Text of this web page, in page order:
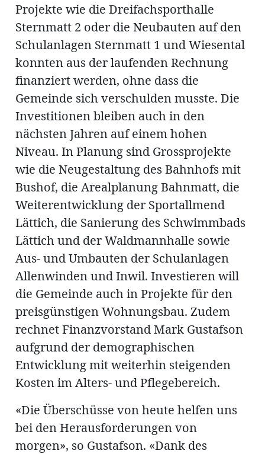
Projekte wie die Dreifachsporthalle
Sternmatt 2 oder die Neubauten auf den
Schulanlagen Sternmatt 1 und Wiesental
konnten aus der laufenden Rechnung
finanziert werden, ohne dass die
Gemeinde sich verschulden musste. Die
Investitionen bleiben auch in den
nächsten Jahren auf einem hohen
Niveau. In Planung sind Grossprojekte
wie die Neugestaltung des Bahnhofs mit
Bushof, die Arealplanung Bahnmatt, die
Weiterentwicklung der Sportallmend
Lättich, die Sanierung des Schwimmbads
Lättich und der Waldmannhalle sowie
Aus- und Umbauten der Schulanlagen
Allenwinden und Inwil. Investieren will
die Gemeinde auch in Projekte für den
preisgünstigen Wohnungsbau. Zudem
rechnet Finanzvorstand Mark Gustafson
aufgrund der demographischen
Entwicklung mit weiterhin steigenden
Kosten im Alters- und Pflegebereich.
«Die Überschüsse von heute helfen uns
bei den Herausforderungen von
morgen», so Gustafson. «Dank des